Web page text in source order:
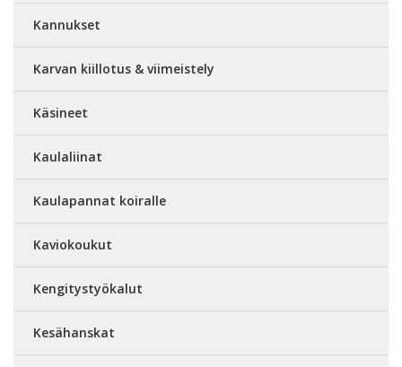
Kannukset
Karvan kiillotus & viimeistely
Käsineet
Kaulaliinat
Kaulapannat koiralle
Kaviokoukut
Kengitystyökalut
Kesähanskat